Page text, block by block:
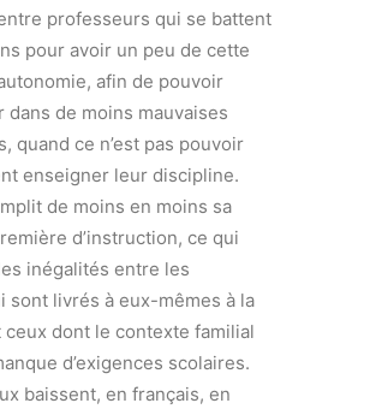
professeurs qui se battent
pour avoir un peu de cette
afin de pouvoir
dans de moins mauvaises
quand ce n’est pas pouvoir
enseigner leur discipline.
de moins en moins sa
d’instruction, ce qui
inégalités entre les
sont livrés à eux-mêmes à la
ceux dont le contexte familial
d’exigences scolaires.
baissent, en français, en